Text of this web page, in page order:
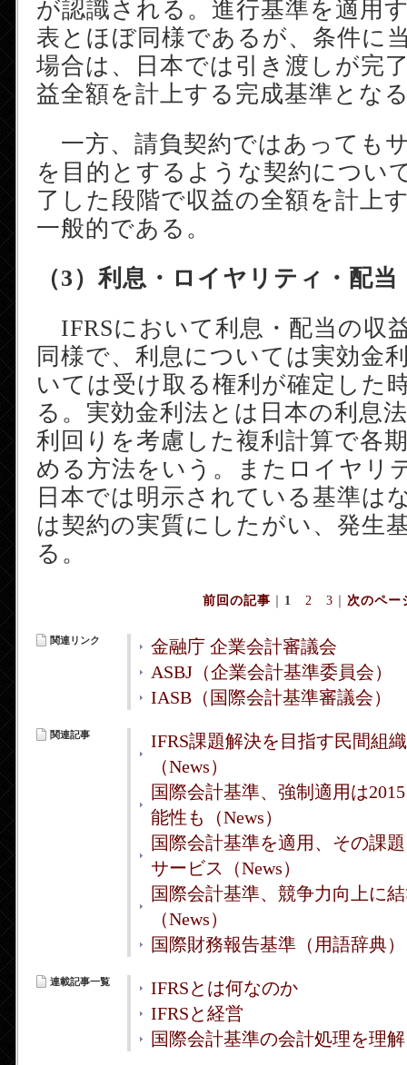
が認識される。進行基準を適用
表とほぼ同様であるが、条件に
場合は、日本では引き渡しが完
益全額を計上する完成基準とな
一方、請負契約ではあっても
を目的とするような契約につい
了した段階で収益の全額を計上
一般的である。
（3）利息・ロイヤリティ・配当
IFRSにおいて利息・配当の収
同様で、利息については実効金
いては受け取る権利が確定した
る。実効金利法とは日本の利息
利回りを考慮した複利計算で各
める方法をいう。またロイヤリ
日本では明示されている基準は
は契約の実質にしたがい、発生
る。
前回の記事 ｜ 1 2 3 ｜ 次のペー
関連リンク
金融庁 企業会計審議会
ASBJ（企業会計基準委員会）
IASB（国際会計基準審議会）
関連記事
IFRS課題解決を目指す民間組
（News）
国際会計基準、強制適用は
能性も（News）
国際会計基準を適用、その課
サービス（News）
国際会計基準、競争力向上に
（News）
国際財務報告基準（用語辞典）
連載記事一覧
IFRSとは何なのか
IFRSと経営
国際会計基準の会計処理を理